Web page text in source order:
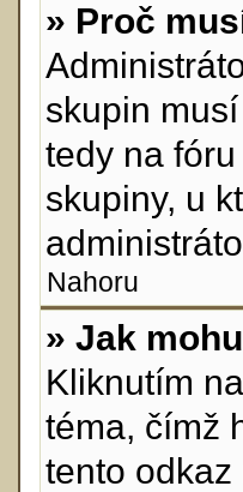
» Proč
skupin
tedy na
skupiny, u
Nahoru
» Jak
Kliknutím
téma, čímž
tento